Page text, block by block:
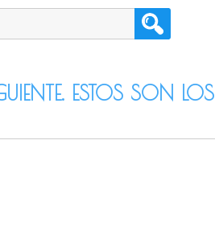
ESTOS SON LOS